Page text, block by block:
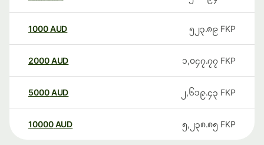
1000AUD ၅၂၃.၈၉ FKP
2000AUD ၁,၀၄၇.၇၇ FKP
5000AUD ၂,၆၁၉.၄၃ FKP
10000 AUD ၅,၂၃၈.၈၅ FKP